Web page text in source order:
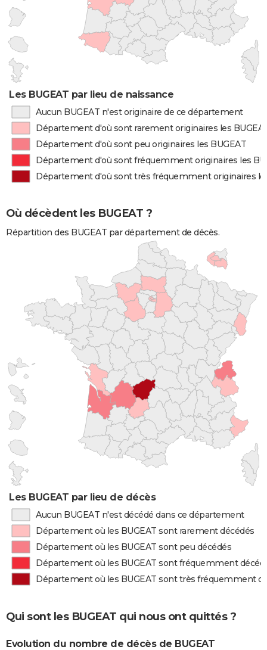
Les BUGEAT par lieu de naissance
Aucun BUGEAT n'est originaire de ce département
Département d'où sont rarement originaires les
Département d'où sont peu originaires les BUGEAT
Département d'où sont fréquemment originaires les
Département d'où sont très fréquemment originaires
Où décèdent les BUGEAT ?
Répartition des BUGEAT par département de décès.
Les BUGEAT par lieu de décès
Aucun BUGEAT n'est décédé dans ce département
Département où les BUGEAT sont rarement décédés
Département où les BUGEAT sont peu décédés
Département où les BUGEAT sont fréquemment
Département où les BUGEAT sont très fréquemment
Qui sont les BUGEAT qui nous ont quittés ?
Evolution du nombre de décès de BUGEAT